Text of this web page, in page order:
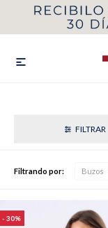

Filtrando por: Buzos
30